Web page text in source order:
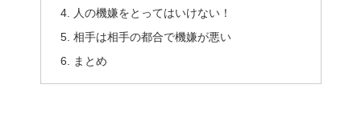
人の機嫌をとってはいけない！
相手は相手の都合で機嫌が悪い
まとめ